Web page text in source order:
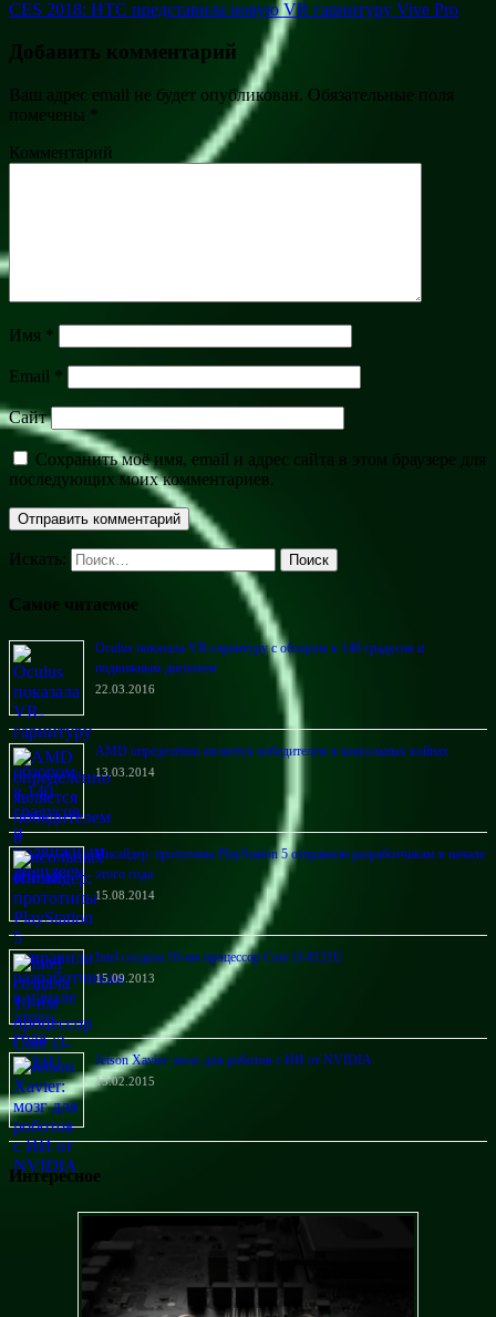
CES 2018: HTC представила новую VR гарнитуру Vive Pro
Добавить комментарий
Ваш адрес email не будет опубликован. Обязательные поля
помечены *
Комментарий
Имя *
Email *
Сайт
Сохранить моё имя, email и адрес сайта в этом браузере для
последующих моих комментариев.
Искать: Поиск
Самое читаемое
Oculus показала VR-гарнитуру с обзором в 140 градусов и
подвижным дисплеем
22.03.2016
AMD определённо является победителем в консольных войнах
13.03.2014
Инсайдер: прототипы PlayStation 5 отправили разработчикам в начале
этого года
15.08.2014
Intel создала 10-нм процессор Core i3-8121U
15.09.2013
Jetson Xavier: мозг для роботов с ИИ от NVIDIA
13.02.2015
Интересное